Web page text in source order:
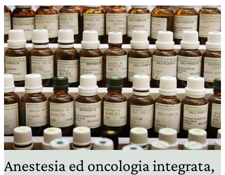
Anestesia ed oncologia integrata,